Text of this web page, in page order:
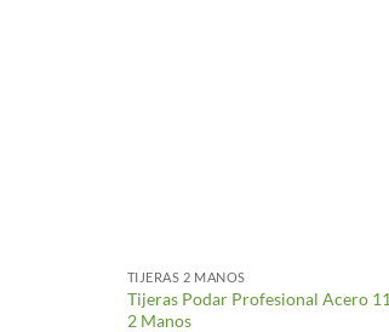
TIJERAS 2 MANOS
Tijeras Podar Profesional Acero
2 Manos